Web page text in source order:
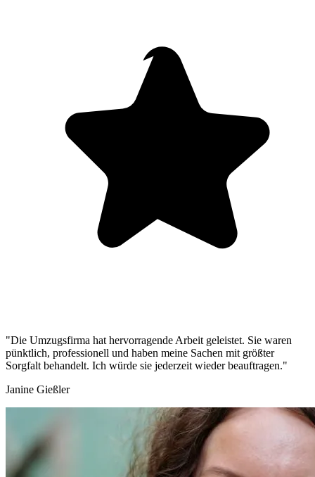
"Die Umzugsfirma hat hervorragende Arbeit geleistet. Sie waren
pünktlich, professionell und haben meine Sachen mit größter
Sorgfalt behandelt. Ich würde sie jederzeit wieder beauftragen."
Janine Gießler